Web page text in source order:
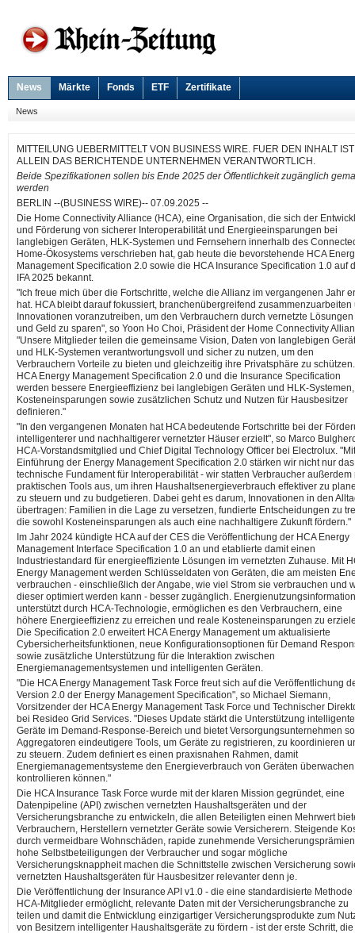
News Märkte Fonds ETF Zertifikate
News
MITTEILUNG UEBERMITTELT VON BUSINESS WIRE. FUER DEN INHALT IST
ALLEIN DAS BERICHTENDE UNTERNEHMEN VERANTWORTLICH.
Beide Spezifikationen sollen bis Ende 2025 der Öffentlichkeit zugänglich
werden
BERLIN --(BUSINESS WIRE)-- 07.09.2025 --
Die Home Connectivity Alliance (HCA), eine Organisation, die sich der
und Förderung von sicherer Interoperabilität und Energieeinsparungen bei
langlebigen Geräten, HLK-Systemen und Fernsehern innerhalb des
Home-Ökosystems verschrieben hat, gab heute die bevorstehende HCA
Management Specification 2.0 sowie die HCA Insurance Specification 1.0 auf
IFA 2025 bekannt.
"Ich freue mich über die Fortschritte, welche die Allianz im vergangenen Jahr
hat. HCA bleibt darauf fokussiert, branchenübergreifend zusammenzuarbeiten
Innovationen voranzutreiben, um den Verbrauchern durch vernetzte Lösungen
und Geld zu sparen", so Yoon Ho Choi, Präsident der Home Connectivity
"Unsere Mitglieder teilen die gemeinsame Vision, Daten von langlebigen
und HLK-Systemen verantwortungsvoll und sicher zu nutzen, um den
Verbrauchern Vorteile zu bieten und gleichzeitig ihre Privatsphäre zu
HCA Energy Management Specification 2.0 und die Insurance Specification
werden bessere Energieeffizienz bei langlebigen Geräten und HLK-Systemen,
Kosteneinsparungen sowie zusätzlichen Schutz und Nutzen für Hausbesitzer
definieren."
"In den vergangenen Monaten hat HCA bedeutende Fortschritte bei der
intelligenterer und nachhaltigerer vernetzter Häuser erzielt", so Marco
HCA-Vorstandsmitglied und Chief Digital Technology Officer bei Electrolux.
Einführung der Energy Management Specification 2.0 stärken wir nicht nur das
technische Fundament für Interoperabilität - wir statten Verbraucher außerdem
praktischen Tools aus, um ihren Haushaltsenergieverbrauch effektiver zu
zu steuern und zu budgetieren. Dabei geht es darum, Innovationen in den
übertragen: Familien in die Lage zu versetzen, fundierte Entscheidungen zu
die sowohl Kosteneinsparungen als auch eine nachhaltigere Zukunft fördern."
Im Jahr 2024 kündigte HCA auf der CES die Veröffentlichung der HCA Energy
Management Interface Specification 1.0 an und etablierte damit einen
Industriestandard für energieeffiziente Lösungen im vernetzten Zuhause. Mit
Energy Management werden Schlüsseldaten von Geräten, die am meisten
verbrauchen - einschließlich der Angabe, wie viel Strom sie verbrauchen und
dieser optimiert werden kann - besser zugänglich.
unterstützt durch HCA-Technologie, ermöglichen es den Verbrauchern, eine
höhere Energieeffizienz zu erreichen und reale Kosteneinsparungen zu
Die Specification 2.0 erweitert HCA Energy Management um aktualisierte
Cybersicherheitsfunktionen, neue Konfigurationsoptionen für Demand
sowie zusätzliche Unterstützung für die Interaktion zwischen
Energiemanagementsystemen und intelligenten Geräten.
"Die HCA Energy Management Task Force freut sich auf die Veröffentlichung
Version 2.0 der Energy Management Specification", so Michael Siemann,
Vorsitzender der HCA Energy Management Task Force und Technischer
bei Resideo Grid Services. "Dieses Update stärkt die Unterstützung
Geräte im Demand-Response-Bereich und bietet Versorgungsunternehmen
Aggregatoren eindeutigere Tools, um Geräte zu registrieren, zu koordinieren
zu steuern. Zudem definiert es einen praxisnahen Rahmen, damit
Energiemanagementsysteme den Energieverbrauch von Geräten
kontrollieren können."
Die HCA Insurance Task Force wurde mit der klaren Mission gegründet, eine
Datenpipeline (API) zwischen vernetzten Haushaltsgeräten und der
Versicherungsbranche zu entwickeln, die allen Beteiligten einen Mehrwert
Verbrauchern, Herstellern vernetzter Geräte sowie Versicherern. Steigende
durch vermeidbare Wohnschäden, rapide zunehmende
hohe Selbstbeteiligungen der Verbraucher und sogar mögliche
Versicherungsknappheit machen die Schnittstelle zwischen Versicherung
vernetzten Haushaltsgeräten für Hausbesitzer relevanter denn je.
Die Veröffentlichung der Insurance API v1.0 - die eine standardisierte Methode
HCA-Mitglieder ermöglicht, relevante Daten mit der Versicherungsbranche zu
teilen und damit die Entwicklung einzigartiger Versicherungsprodukte zum
von Besitzern intelligenter Haushaltsgeräte zu fördern - ist der erste Schritt, die